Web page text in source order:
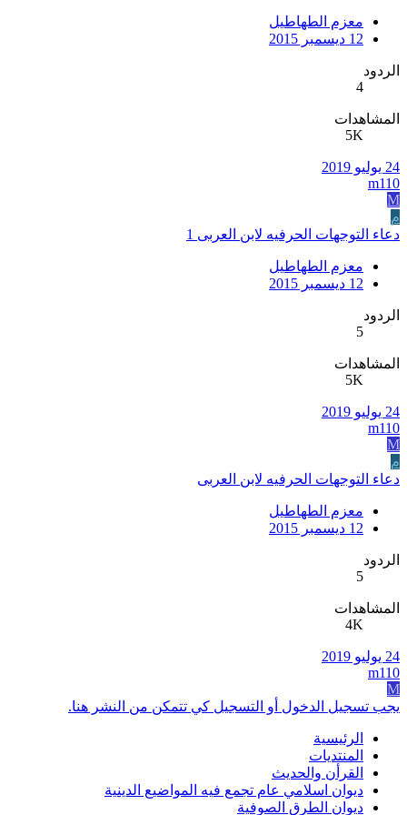
معزم الطهاطيل
12 ديسمبر 2015
الردود
4
المشاهدات
5K
24 يوليو 2019
m110
M
م
دعاء التوجهات الحرفيه لابن العربى 1
معزم الطهاطيل
12 ديسمبر 2015
الردود
5
المشاهدات
5K
24 يوليو 2019
m110
M
م
دعاء التوجهات الحرفيه لابن العربى
معزم الطهاطيل
12 ديسمبر 2015
الردود
5
المشاهدات
4K
24 يوليو 2019
m110
M
يجب تسجيل الدخول أو التسجيل كي تتمكن من النشر هنا.
الرئيسية
المنتديات
القرأن والحديث
ديوان اسلامي عام تجمع فيه المواضيع الدينية
ديوان الطرق الصوفية